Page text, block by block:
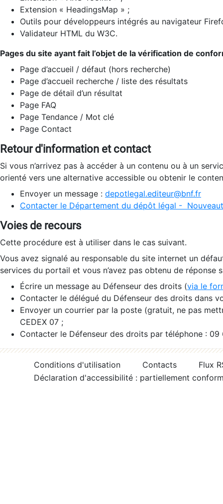
Extension « HeadingsMap » ;
Outils pour développeurs intégrés au navigateur
Validateur HTML du W3C.
Pages du site ayant fait l’objet de la vérification de
Page d’accueil / défaut (hors recherche)
Page d’accueil recherche / liste des résultats
Page de détail d’un résultat
Page FAQ
Page Tendance / Mot clé
Page Contact
Retour d'information et contact
Si vous n’arrivez pas à accéder à un contenu ou à un
orienté vers une alternative accessible ou obtenir le
Envoyer un message : depotlegal.editeur@bnf.fr
Contacter le Département du dépôt légal -
Voies de recours
Cette procédure est à utiliser dans le cas suivant.
Vous avez signalé au responsable du site internet un
services du portail et vous n’avez pas obtenu de réponse
Écrire un message au Défenseur des droits (via le
Contacter le délégué du Défenseur des droits dans
Envoyer un courrier par la poste (gratuit, ne pas
CEDEX 07 ;
Contacter le Défenseur des droits par téléphone :
Conditions d'utilisation Contacts
Flux
Déclaration d'accessibilité : partiellement